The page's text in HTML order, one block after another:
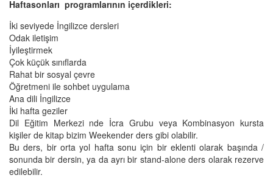
Haftasonları programlarının içerdikleri:
İki seviyede İngilizce dersleri
Odak iletişim
İyileştirmek
Çok küçük sınıflarda
Rahat bir sosyal çevre 
Öğretmeni ile sohbet uygulama
Ana dili İngilizce 
İki hafta geziler
Dil Eğitim Merkezi nde İcra Grubu veya Kombinasyon kursta
kişiler de kitap bizim Weekender ders gibi olabilir.
Bu ders, bir orta yol hafta sonu için bir eklenti olarak başında /
sonunda bir dersin, ya da ayrı bir stand-alone ders olarak rezerve
edilebilir.